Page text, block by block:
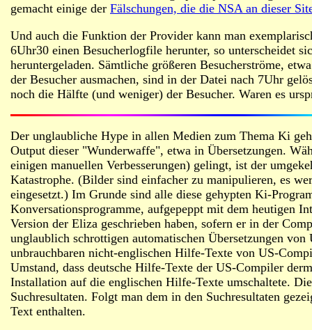
gemacht einige der Fälschungen, die die NSA an dieser
Und auch die Funktion der Provider kann man
6Uhr30 einen Besucherlogfile herunter, so unterscheidet
heruntergeladen. Sämtliche größeren Besucherströme,
der Besucher ausmachen, sind in der Datei nach 7Uhr
noch die Hälfte (und weniger) der Besucher. Waren es
Der unglaubliche Hype in allen Medien zum Thema Ki
Output dieser "Wunderwaffe", etwa in Übersetzungen.
einigen manuellen Verbesserungen) gelingt, ist der
Katastrophe. (Bilder sind einfacher zu manipulieren, es
eingesetzt.) Im Grunde sind alle diese gehypten Ki-
Konversationsprogramme, aufgepeppt mit dem heutigen
Version der Eliza geschrieben haben, sofern er in der
unglaublich schrottigen automatischen Übersetzungen
unbrauchbaren nicht-englischen Hilfe-Texte von US-
Umstand, dass deutsche Hilfe-Texte der US-Compiler
Installation auf die englischen Hilfe-Texte umschaltete.
Suchresultaten. Folgt man dem in den Suchresultaten
Text enthalten.